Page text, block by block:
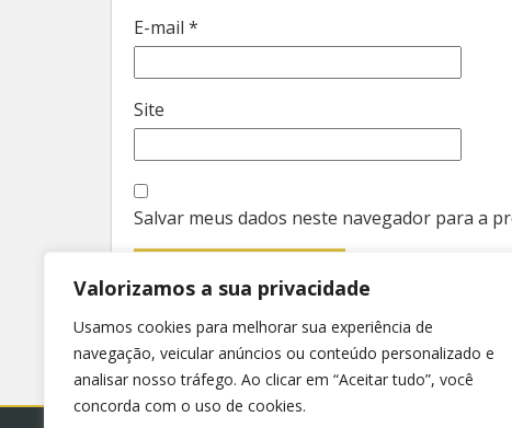
Valorizamos a sua privacidade
Usamos cookies para melhorar sua experiência de
navegação, veicular anúncios ou conteúdo personalizado e
analisar nosso tráfego. Ao clicar em “Aceitar tudo”, você
concorda com o uso de cookies.
E-mail *
Site
Salvar meus dados neste navegador para a